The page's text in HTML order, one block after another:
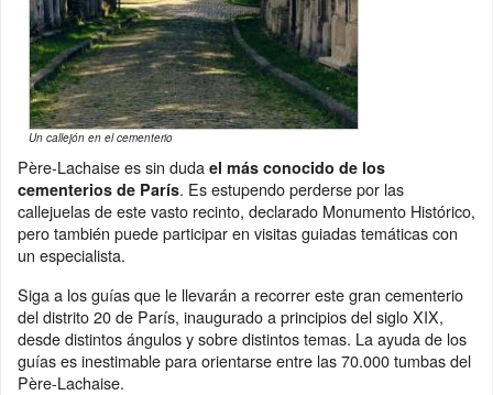
Un callejón en el cementerio
Père-Lachaise es sin duda el más conocido de los
cementerios de París. Es estupendo perderse por las
callejuelas de este vasto recinto, declarado Monumento Histórico,
pero también puede participar en visitas guiadas temáticas con
un especialista.
Siga a los guías que le llevarán a recorrer este gran cementerio
del distrito 20 de París, inaugurado a principios del siglo XIX,
desde distintos ángulos y sobre distintos temas. La ayuda de los
guías es inestimable para orientarse entre las 70.000 tumbas del
Père-Lachaise.